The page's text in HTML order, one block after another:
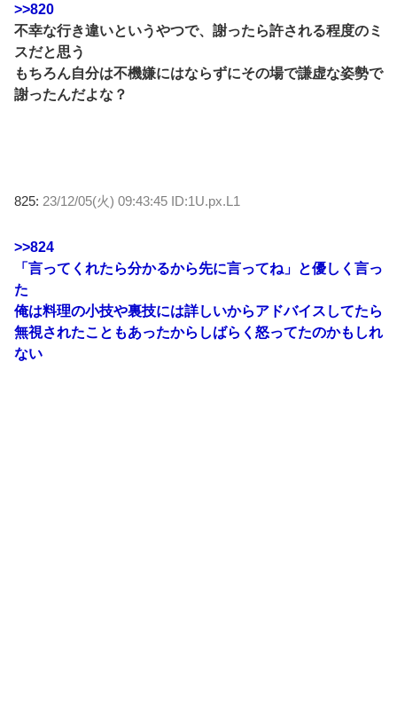
>>820
不幸な行き違いというやつで、謝ったら許される程度のミ
スだと思う
もちろん自分は不機嫌にはならずにその場で謙虚な姿勢で
謝ったんだよな？
825: 23/12/05(火) 09:43:45 ID:1U.px.L1
>>824
「言ってくれたら分かるから先に言ってね」と優しく言っ
た
俺は料理の小技や裏技には詳しいからアドバイスしてたら
無視されたこともあったからしばらく怒ってたのかもしれ
ない